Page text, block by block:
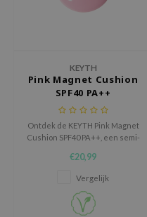
KEYTH
Pink Magnet Cushion
SPF40 PA++
Ontdek de KEYTH Pink Magnet
Cushion SPF40 PA++, een semi-
applicatie zorgt voor een
stralende, dauwfrisse glow.
€20,99
Vergelijk